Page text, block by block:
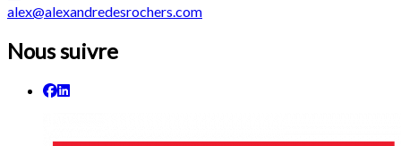
alex@alexandredesrochers.com
Nous suivre